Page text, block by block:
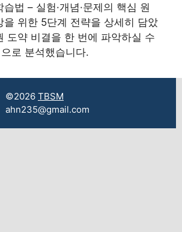
법 – 실험·개념·문제의 핵심 원
을 위한 5단계 전략을 상세히 담았
도약 비결을 한 번에 파악하실 수
로 분석했습니다.
©2026 TBSM
ahn235@gmail.com